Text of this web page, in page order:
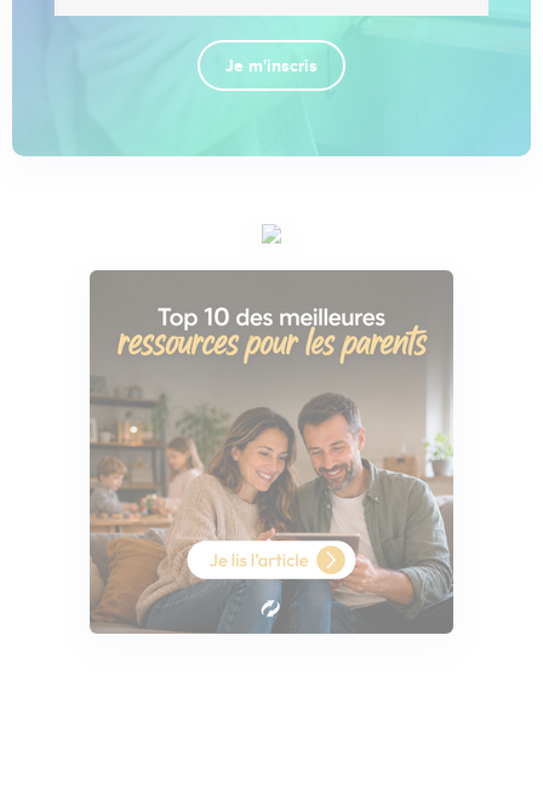
Je m'inscris